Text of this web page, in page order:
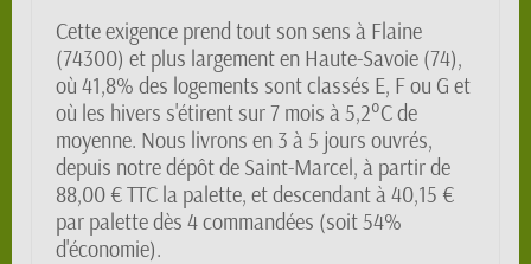
Cette exigence prend tout son sens à Flaine
(74300) et plus largement en Haute-Savoie (74),
où 41,8% des logements sont classés E, F ou G et
où les hivers s'étirent sur 7 mois à 5,2°C de
moyenne. Nous livrons en 3 à 5 jours ouvrés,
depuis notre dépôt de Saint-Marcel, à partir de
88,00 € TTC la palette, et descendant à 40,15 €
par palette dès 4 commandées (soit 54%
d'économie).